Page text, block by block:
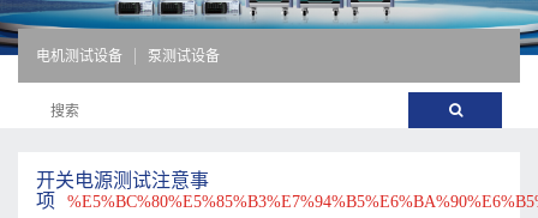
电机测试设备 泵测试设备
开关电源测试注意事
项